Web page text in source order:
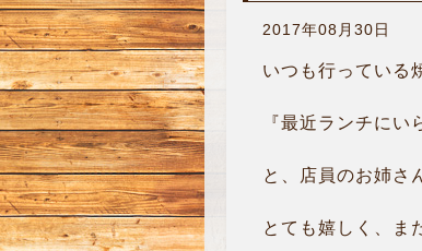
2017年08月30日
いつも行っている
『最近ランチにい
と、店員のお姉さ
とても嬉しく、ま